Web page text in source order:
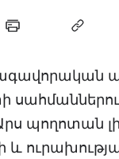
պողոտան
և